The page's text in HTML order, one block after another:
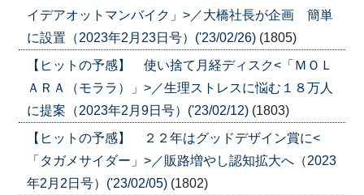
イデアオットマンバイク」>／大橋社長が企画 簡単
に設置（2023年2月23日号）('23/02/26) (1805)
【ヒットの予感】 使い捨て月経ディスク<「ＭＯＬ
ＡＲＡ（モララ）」>／生理ストレスに悩む１８万人
に提案（2023年2月9日号）('23/02/12) (1803)
【ヒットの予感】 ２２年はグッドデザイン賞に<
「タガメサイダー」>／販路増やし認知拡大へ（2023
年2月2日号）('23/02/05) (1802)